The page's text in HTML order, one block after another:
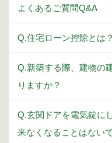
よくあるご質問Q&A
Q.住宅ローン控除とは？
Q.新築する際、建物の
りますか？
Q.玄関ドアを電気錠に
来なくなることはない